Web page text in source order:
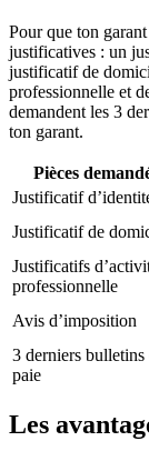
Pour que ton
justificatives : un
justificatif de
professionnelle et
demandent les 3
ton garant.
Pièces
Justificatif
Justificatif de
Justificatifs
professionnelle
Avis d’imposition
3 derniers bulletins
paie
Les